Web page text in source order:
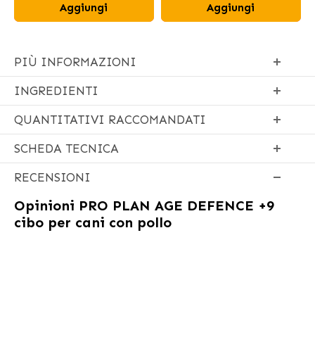
Aggiungi Aggiungi
PIÙ INFORMAZIONI
INGREDIENTI
QUANTITATIVI RACCOMANDATI
SCHEDA TECNICA
RECENSIONI
Opinioni PRO PLAN AGE DEFENCE +9
cibo per cani con pollo